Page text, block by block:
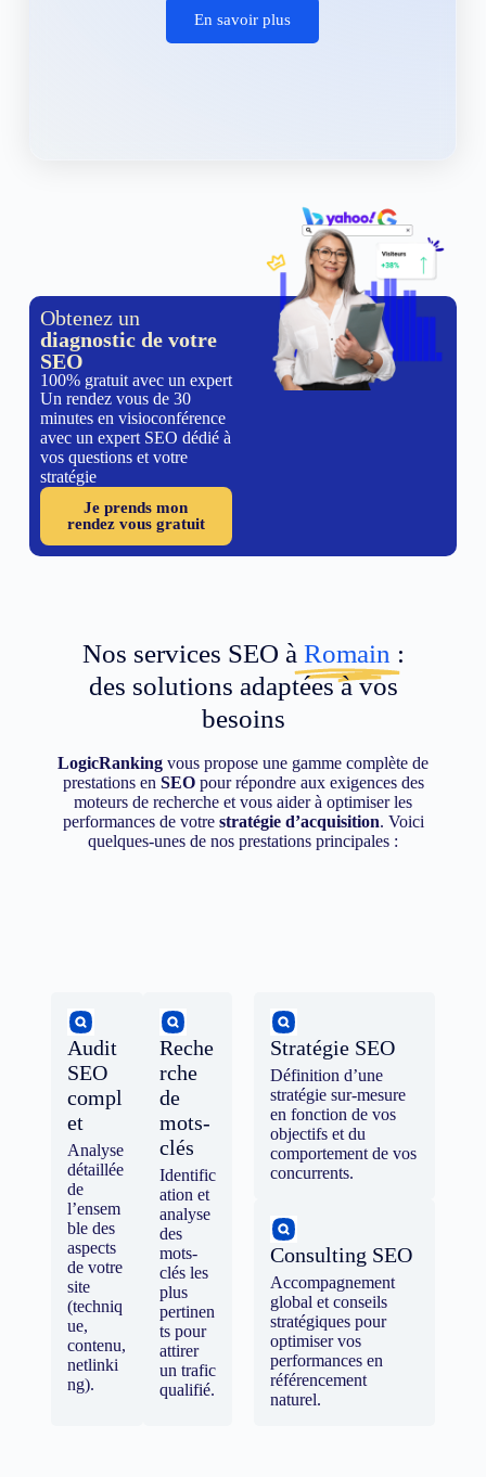
En savoir plus
Obtenez un
diagnostic de votre
SEO
100% gratuit avec un expert
Un rendez vous de 30
minutes en visioconférence
avec un expert SEO dédié à
vos questions et votre
stratégie
Je prends mon
rendez vous gratuit
Nos services SEO à Romain :
des solutions adaptées à vos
besoins
LogicRanking vous propose une gamme complète de
prestations en SEOpour répondre aux exigences des
moteurs de recherche et vous aider à optimiser les
performances de votre stratégie d’acquisition. Voici
quelques-unes de nos prestations principales :
Audit
SEO
compl
et
Analyse
détaillée
de
l’ensem
ble des
aspects
de votre
site
(techniq
ue,
contenu,
netlinki
ng).
Reche
rche
de
mots-
clés
Identific
ation et
analyse
des
mots-
clés les
plus
pertinen
ts pour
attirer
un trafic
qualifié.
Stratégie SEO
Définition d’une
stratégie sur-mesure
en fonction de vos
objectifs et du
comportement de vos
concurrents.
Consulting SEO
Accompagnement
global et conseils
stratégiques pour
optimiser vos
performances en
référencement
naturel.